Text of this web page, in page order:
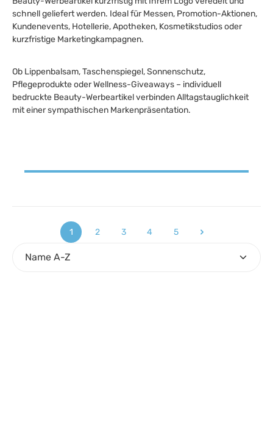
schnell geliefert werden. Ideal für Messen, Promotion-Aktionen,
Kundenevents, Hotellerie, Apotheken, Kosmetikstudios oder
kurzfristige Marketingkampagnen.
Ob Lippenbalsam, Taschenspiegel, Sonnenschutz,
Pflegeprodukte oder Wellness-Giveaways – individuell
bedruckte Beauty-Werbeartikel verbinden Alltagstauglichkeit
mit einer sympathischen Markenpräsentation.
Seite
1
Seite
2
Seite
3
Seite
4
Seite
5